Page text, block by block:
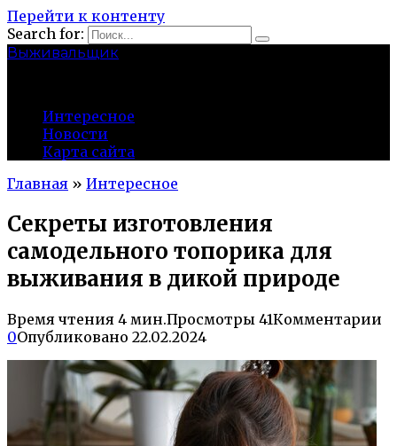
Перейти к контенту
Search for:
Выживальщик
Интересное
Новости
Карта сайта
Главная » Интересное
Секреты изготовления
самодельного топорика для
выживания в дикой природе
Время чтения 4 мин.Просмотры 41Комментарии
0Опубликовано 22.02.2024